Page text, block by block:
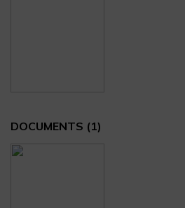
DOCUMENTS (1)